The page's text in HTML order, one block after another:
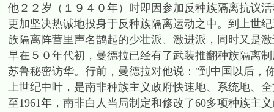
他２２岁（１９４０年）时即因参加反种族隔离抗议
更加坚决热诚地投身于反种族隔离运动之中。到上世
族隔离阵营里声名鹊起的少壮派、激进派，同时又是
早在５０年代初，曼德拉已经有了武装推翻种族隔离
苏鲁秘密访华。行前，曼德拉对他说："到中国以后，
上世纪中叶，是南非种族主义政府快速地、系统地、
至1961年，南非白人当局制定和修改了60多项种族主